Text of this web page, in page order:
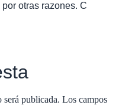
otras razones. C
publicada. Los campos